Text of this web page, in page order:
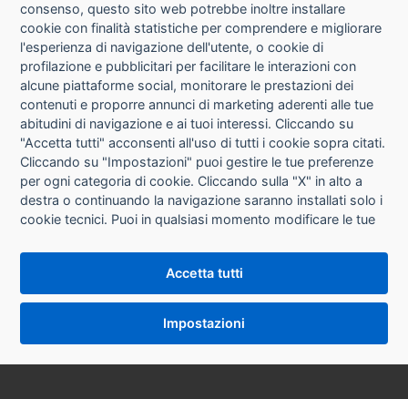
CHI SIAMO
CONTATTI
CONDIZIONI DI VENDITA
RICHIESTA RECESSO
PRIVACY
consenso, questo sito web potrebbe inoltre installare
cookie con finalità statistiche per comprendere e migliorare
l'esperienza di navigazione dell'utente, o cookie di
profilazione e pubblicitari per facilitare le interazioni con
alcune piattaforme social, monitorare le prestazioni dei
contenuti e proporre annunci di marketing aderenti alle tue
abitudini di navigazione e ai tuoi interessi. Cliccando su
"Accetta tutti" acconsenti all'uso di tutti i cookie sopra citati.
Cliccando su "Impostazioni" puoi gestire le tue preferenze
per ogni categoria di cookie. Cliccando sulla "X" in alto a
destra o continuando la navigazione saranno installati solo i
cookie tecnici. Puoi in qualsiasi momento modificare le tue
che si trova in fondo alle pagine del sito. Per maggiori
informazioni consulta la nostraInformativa sui cookie
Accetta tutti
Impostazioni